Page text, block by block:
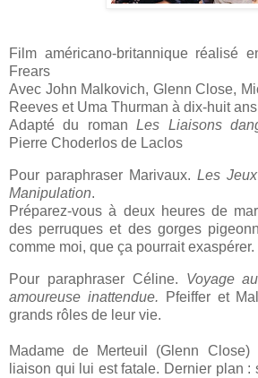
Film américano-britannique réalisé
Frears
Avec John Malkovich, Glenn Close,
Reeves et Uma Thurman à dix-huit
Adapté du romanLes Liaisons
Pierre Choderlos de Laclos
Pour paraphraser Marivaux. Les
Manipulation.
Préparez-vous à deux heures de
des perruques et des gorges
comme moi, que ça pourrait exaspérer.
Pour paraphraser Céline. Voyage
amoureuse inattendue.
Pfeiffer et
grands rôles de leur vie.
Madame de Merteuil (Glenn
liaison qui lui est fatale. Dernier plan